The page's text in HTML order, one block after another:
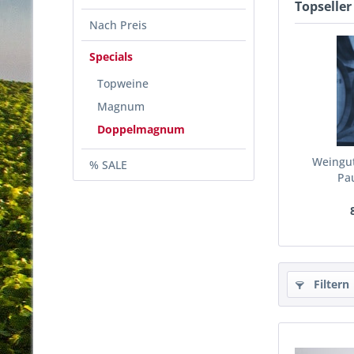
Nach Preis
Specials
Topweine
Magnum
Doppelmagnum
% SALE
Topseller
Filtern